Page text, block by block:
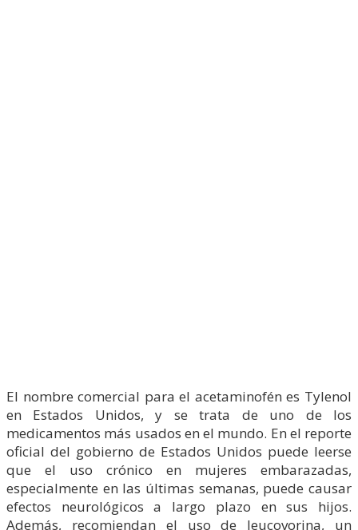
El nombre comercial para el acetaminofén es Tylenol
en Estados Unidos, y se trata de uno de los
medicamentos más usados en el mundo. En el reporte
oficial del gobierno de Estados Unidos puede leerse
que el uso crónico en mujeres embarazadas,
especialmente en las últimas semanas, puede causar
efectos neurológicos a largo plazo en sus hijos.
Además, recomiendan el uso de leucovorina, un